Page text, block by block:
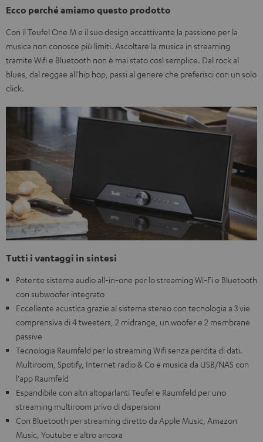
Ecco perché amiamo questo prodotto
Con il Teufel One M e il suo design accattivante la passione per la
musica non conosce più limiti. Ascoltare la musica in streaming
tramite Wifi e Bluetooth non è mai stato così semplice. Dal rock al
blues, dal reggae all'hip hop, passi al genere che preferisci con un solo
click.
Tutti i vantaggi in sintesi
Potente sistema audio all-in-one per lo streaming Wi-Fi e Bluetooth
con subwoofer integrato
Eccellente acustica grazie al sistema stereo con tecnologia a 3 vie
comprensiva di 4 tweeters, 2 midrange, un woofer e 2 membrane
passive
Tecnologia Raumfeld per lo streaming Wifi senza perdita di dati.
Multiroom, Spotify, Internet radio & Co e musica da USB/NAS con
l'app Raumfeld
Espandibile con altri altoparlanti Teufel e Raumfeld per uno
streaming multiroom privo di dispersioni
Con Bluetooth per streaming diretto da Apple Music, Amazon
Music, Youtube e altro ancora